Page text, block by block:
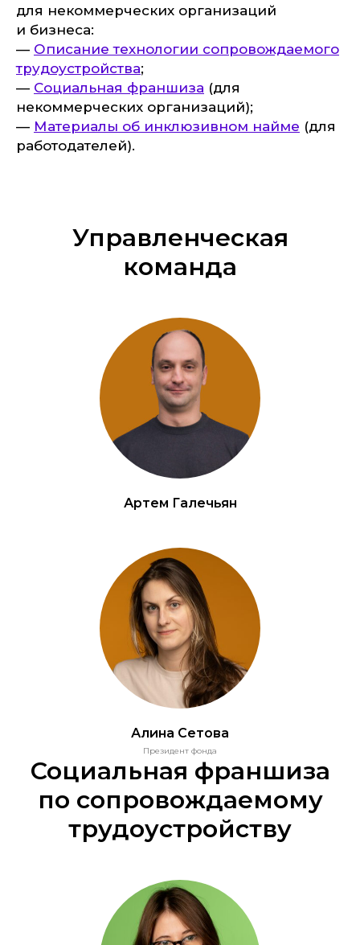
для некоммерческих организаций
и бизнеса:
— Описание технологии сопровождаемого
трудоустройства;
— Социальная франшиза (для
некоммерческих организаций);
— Материалы об инклюзивном найме (для
работодателей).
Управленческая
команда
Артем Галечьян
Алина Сетова
Президент фонда
Социальная франшиза
по сопровождаемому
трудоустройству